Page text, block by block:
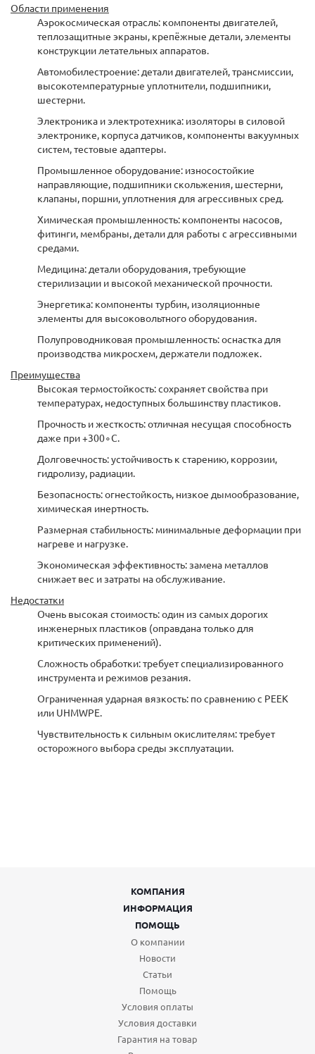
Области применения
Аэрокосмическая отрасль: компоненты двигателей,
теплозащитные экраны, крепёжные детали, элементы
конструкции летательных аппаратов.
Автомобилестроение: детали двигателей, трансмиссии,
высокотемпературные уплотнители, подшипники,
шестерни.
Электроника и электротехника: изоляторы в силовой
электронике, корпуса датчиков, компоненты вакуумных
систем, тестовые адаптеры.
Промышленное оборудование: износостойкие
направляющие, подшипники скольжения, шестерни,
клапаны, поршни, уплотнения для агрессивных сред.
Химическая промышленность: компоненты насосов,
фитинги, мембраны, детали для работы с агрессивными
средами.
Медицина: детали оборудования, требующие
стерилизации и высокой механической прочности.
Энергетика: компоненты турбин, изоляционные
элементы для высоковольтного оборудования.
Полупроводниковая промышленность: оснастка для
производства микросхем, держатели подложек.
Преимущества
Высокая термостойкость: сохраняет свойства при
температурах, недоступных большинству пластиков.
Прочность и жесткость: отличная несущая способность
даже при +300∘C.
Долговечность: устойчивость к старению, коррозии,
гидролизу, радиации.
Безопасность: огнестойкость, низкое дымообразование,
химическая инертность.
Размерная стабильность: минимальные деформации при
нагреве и нагрузке.
Экономическая эффективность: замена металлов
снижает вес и затраты на обслуживание.
Недостатки
Очень высокая стоимость: один из самых дорогих
инженерных пластиков (оправдана только для
критических применений).
Сложность обработки: требует специализированного
инструмента и режимов резания.
Ограниченная ударная вязкость: по сравнению с PEEK
или UHMWPE.
Чувствительность к сильным окислителям: требует
осторожного выбора среды эксплуатации.
КОМПАНИЯ
ИНФОРМАЦИЯ
ПОМОЩЬ
О компании
Новости
Статьи
Помощь
Условия оплаты
Условия доставки
Гарантия на товар